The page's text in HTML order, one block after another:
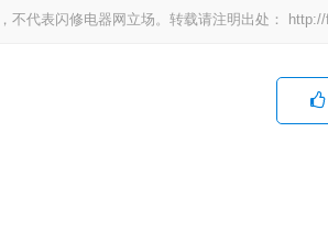
不代表闪修电器网立场。转载请注明出处：